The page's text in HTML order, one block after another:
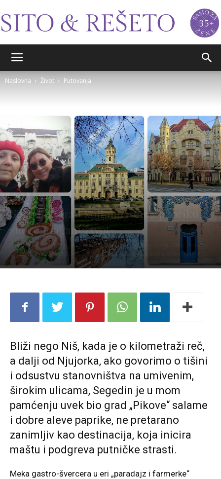
Naslovna Život Putovanja
Život Putovanja
Segedin: grad koji miriše na papriku,
sunce i lagani život
Putopis iz Segedina – grada sunca, paprike i laganog ritma. Otkrij zašto je
Segedin savršena destinacija za kratak predah, uživanje u hrani, šetnje uz
Tisu i autentičnu atmosferu juga Mađarske.
Bliži nego Niš, kada je o kilometraži reč,
a dalji od Njujorka, ako govorimo o tišini
i odsustvu stanovništva na umivenim,
širokim ulicama, Segedin je u mom
pamćenju uvek bio grad „Pikove“ salame
i dobre aleve paprike, ne pretarano
zanimljiv kao destinacija, koja inicira
maštu i podgreva putničke strasti.
Meka gastro-švercera u eri „paradajz i farmerke“